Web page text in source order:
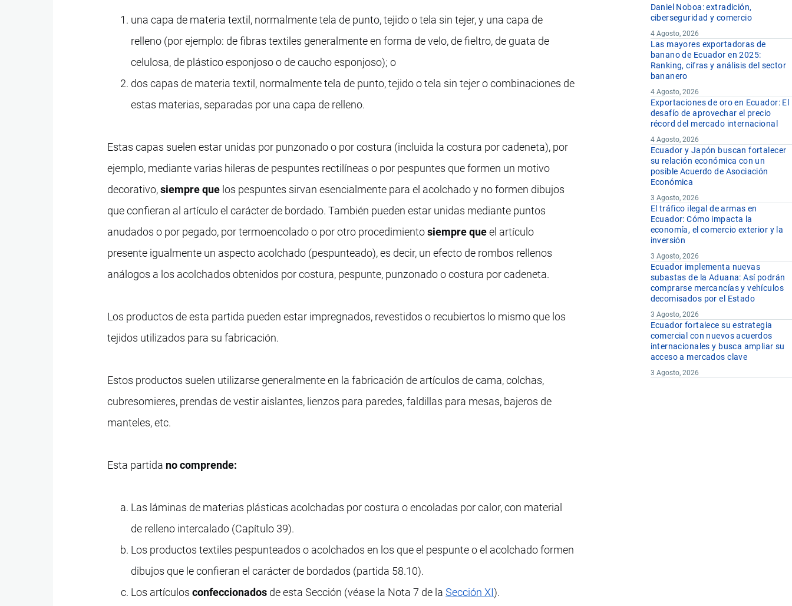
una capa de materia textil, normalmente tela de punto, tejido o tela sin tejer, y una capa de
relleno (por ejemplo: de fibras textiles generalmente en forma de velo, de fieltro, de guata de
celulosa, de plástico esponjoso o de caucho esponjoso); o
dos capas de materia textil, normalmente tela de punto, tejido o tela sin tejer o combinaciones de
estas materias, separadas por una capa de relleno.
Estas capas suelen estar unidas por punzonado o por costura (incluida la costura por cadeneta), por
ejemplo, mediante varias hileras de pespuntes rectilíneas o por pespuntes que formen un motivo
decorativo,siempre que los pespuntes sirvan esencialmente para el acolchado y no formen dibujos
que confieran al artículo el carácter de bordado. También pueden estar unidas mediante puntos
anudados o por pegado, por termoencolado o por otro procedimientosiempre queel artículo
presente igualmente un aspecto acolchado (pespunteado), es decir, un efecto de rombos rellenos
análogos a los acolchados obtenidos por costura, pespunte, punzonado o costura por cadeneta.
Los productos de esta partida pueden estar impregnados, revestidos o recubiertos lo mismo que los
tejidos utilizados para su fabricación.
Estos productos suelen utilizarse generalmente en la fabricación de artículos de cama, colchas,
cubresomieres, prendas de vestir aislantes, lienzos para paredes, faldillas para mesas, bajeros de
manteles, etc.
Esta partida no comprende:
Las láminas de materias plásticas acolchadas por costura o encoladas por calor, con material
de relleno intercalado (Capítulo 39).
Los productos textiles pespunteados o acolchados en los que el pespunte o el acolchado formen
dibujos que le confieran el carácter de bordados (partida 58.10).
Los artículosconfeccionados de esta Sección (véase la Nota 7 de laSección XI).
Daniel Noboa: extradición,
ciberseguridad y comercio
4 Agosto, 2026
Las mayores exportadoras de
banano de Ecuador en 2025:
Ranking, cifras y análisis del sector
bananero
4 Agosto, 2026
Exportaciones de oro en Ecuador: El
desafío de aprovechar el precio
récord del mercado internacional
4 Agosto, 2026
Ecuador y Japón buscan fortalecer
su relación económica con un
posible Acuerdo de Asociación
Económica
3 Agosto, 2026
El tráfico ilegal de armas en
Ecuador: Cómo impacta la
economía, el comercio exterior y la
inversión
3 Agosto, 2026
Ecuador implementa nuevas
subastas de la Aduana: Así podrán
comprarse mercancías y vehículos
decomisados por el Estado
3 Agosto, 2026
Ecuador fortalece su estrategia
comercial con nuevos acuerdos
internacionales y busca ampliar su
acceso a mercados clave
3 Agosto, 2026